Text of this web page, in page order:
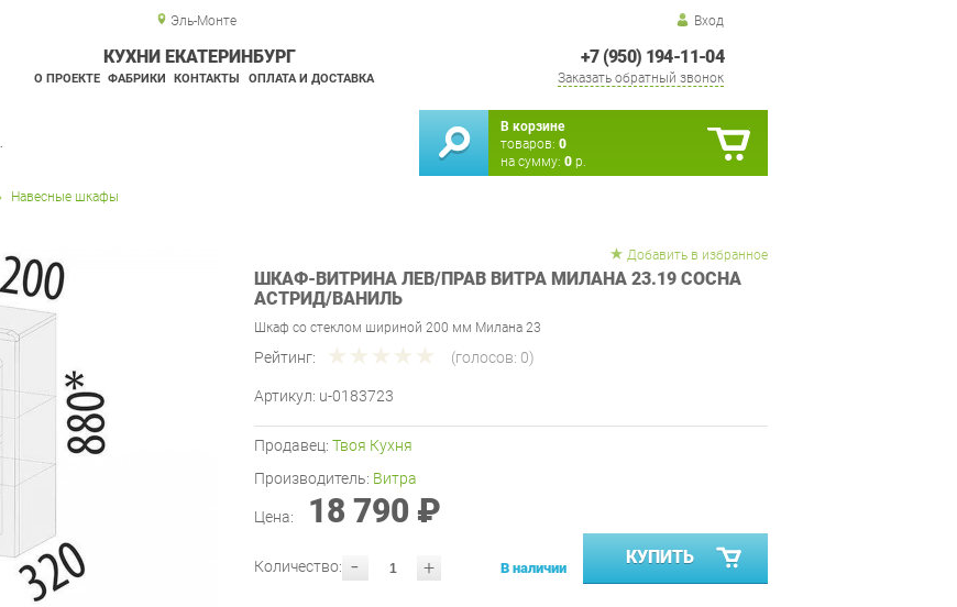
Эль-Монте Вход
+7 (950) 194-11-04
Заказать обратный звонок
КУХНИ ЕКАТЕРИНБУРГ
О ПРОЕКТЕ ФАБРИКИ КОНТАКТЫ ОПЛАТА И ДОСТАВКА
В корзине
товаров: 0
на сумму: 0 р.
Навесные шкафы
Добавить в избранное
ШКАФ-ВИТРИНА ЛЕВ/ПРАВ ВИТРА МИЛАНА 23.19 СОСНА
АСТРИД/ВАНИЛЬ
Шкаф со стеклом шириной 200 мм Милана 23
Рейтинг: (голосов: 0)
Артикул: u-0183723
Продавец: Твоя Кухня
Производитель: Витра
Цена: 18 790 ₽
- +
Количество: В наличии
КУПИТЬ